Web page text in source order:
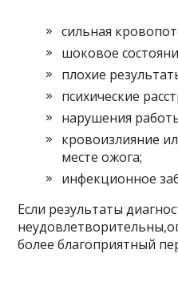
сильная
шоковое
плохие
психические
нарушения
кровоизлияние
месте ожога;
инфекционное
Если результаты
более благоприятный